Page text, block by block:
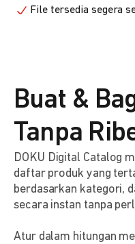
File tersedia segera
Buat &
Tanpa
DOKU Digital Catalog
daftar produk yang
berdasarkan kategori,
secara instan tanpa
Atur dalam hitungan